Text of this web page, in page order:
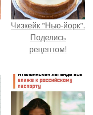
Чизкейк "Нью-йорк".
Поделись
рецептом!